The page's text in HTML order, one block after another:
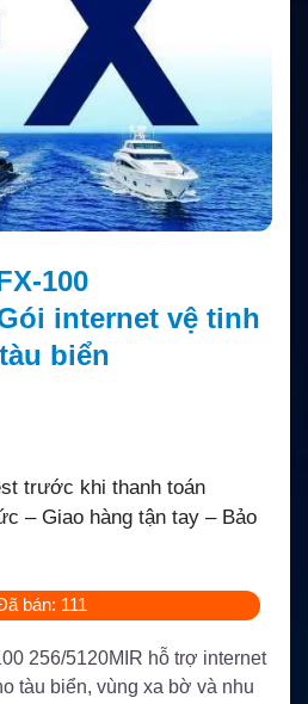
100
internet vệ tinh
biển
trước khi thanh toán
– Giao hàng tận tay – Bảo
bán: 111
256/5120MIR hỗ trợ internet
tàu biển, vùng xa bờ và nhu